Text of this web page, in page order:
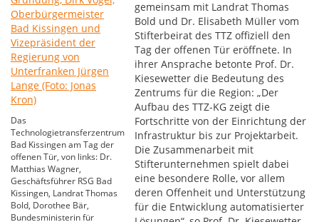
Das
Technologietransferzentrum
Bad Kissingen am Tag der
offenen Tür, von links: Dr.
Matthias Wagner,
Geschäftsführer RSG Bad
Kissingen, Landrat Thomas
Bold, Dorothee Bär,
Bundesministerin für
gemeinsam mit Landrat Thomas
Bold und Dr. Elisabeth Müller vom
Stifterbeirat des TTZ offiziell den
Tag der offenen Tür eröffnete. In
ihrer Ansprache betonte Prof. Dr.
Kiesewetter die Bedeutung des
Zentrums für die Region: „Der
Aufbau des TTZ-KG zeigt die
Fortschritte von der Einrichtung der
Infrastruktur bis zur Projektarbeit.
Die Zusammenarbeit mit
Stifterunternehmen spielt dabei
eine besondere Rolle, vor allem
deren Offenheit und Unterstützung
für die Entwicklung automatisierter